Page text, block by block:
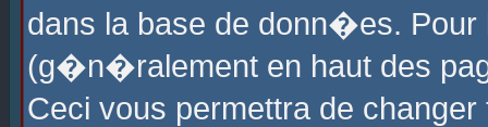
dans la base de donn�es.
(g�n�ralement en haut des
Ceci vous permettra de